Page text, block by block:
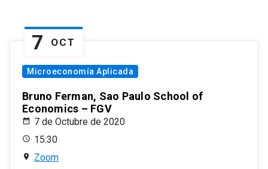
7 OCT
Microeconomía Aplicada
Bruno Ferman, Sao Paulo School of
Economics – FGV
7 de Octubre de 2020
15:30
Zoom